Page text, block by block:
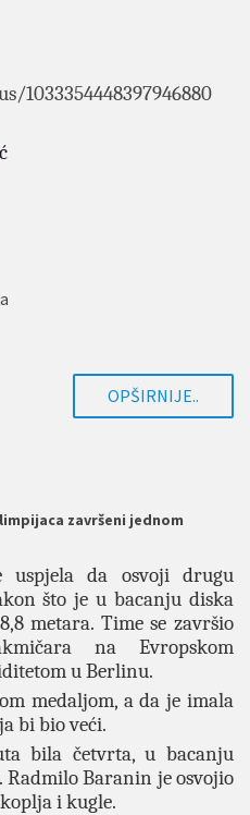
OPŠIRNIJE..
završeni jednom
uspjela da osvoji drugu
što je u bacanju diska
metara. Time se završio
na Evropskom
u Berlinu.
medaljom, a da je imala
bi bio veći.
bila četvrta, u bacanju
Baranin je osvojio
i kugle.